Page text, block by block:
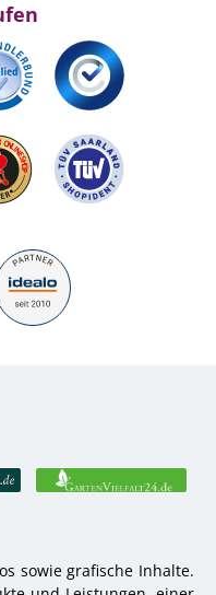
sowie grafische Inhalte.